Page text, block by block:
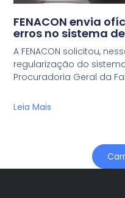
FENACON envia
erros no sistema
A FENACON solicitou,
regularização do
Procuradoria Geral da
Leia Mais